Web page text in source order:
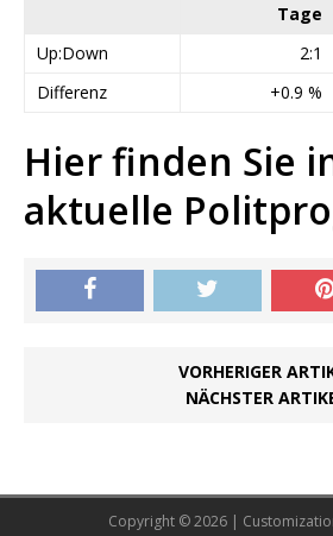
Tage
Up:Down 2:1
Differenz
+0.9 %
Hier finden Sie
aktuelle
VORHERIGER
NÄCHSTER
Copyright © 2026 |